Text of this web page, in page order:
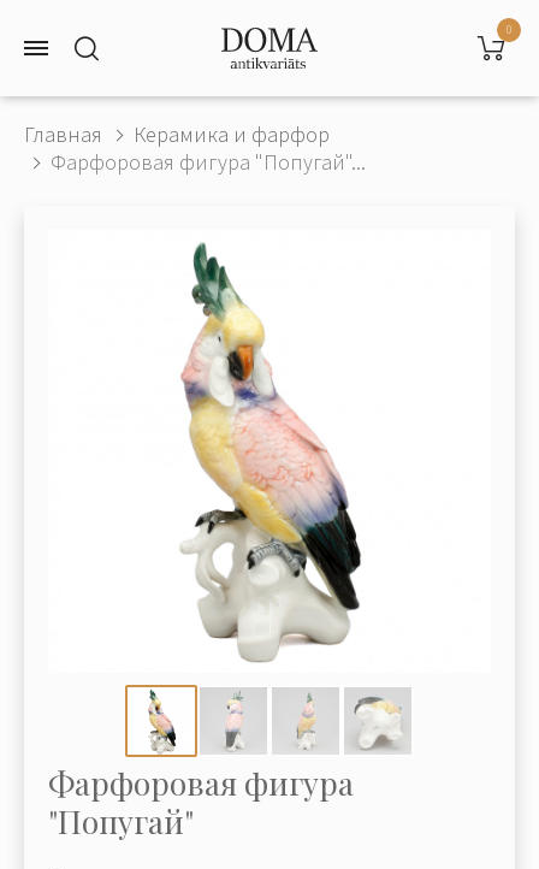
0
Главная
Керамика и фарфор
Фарфоровая фигура "Попугай"...
Фарфоровая фигура
"Попугай"